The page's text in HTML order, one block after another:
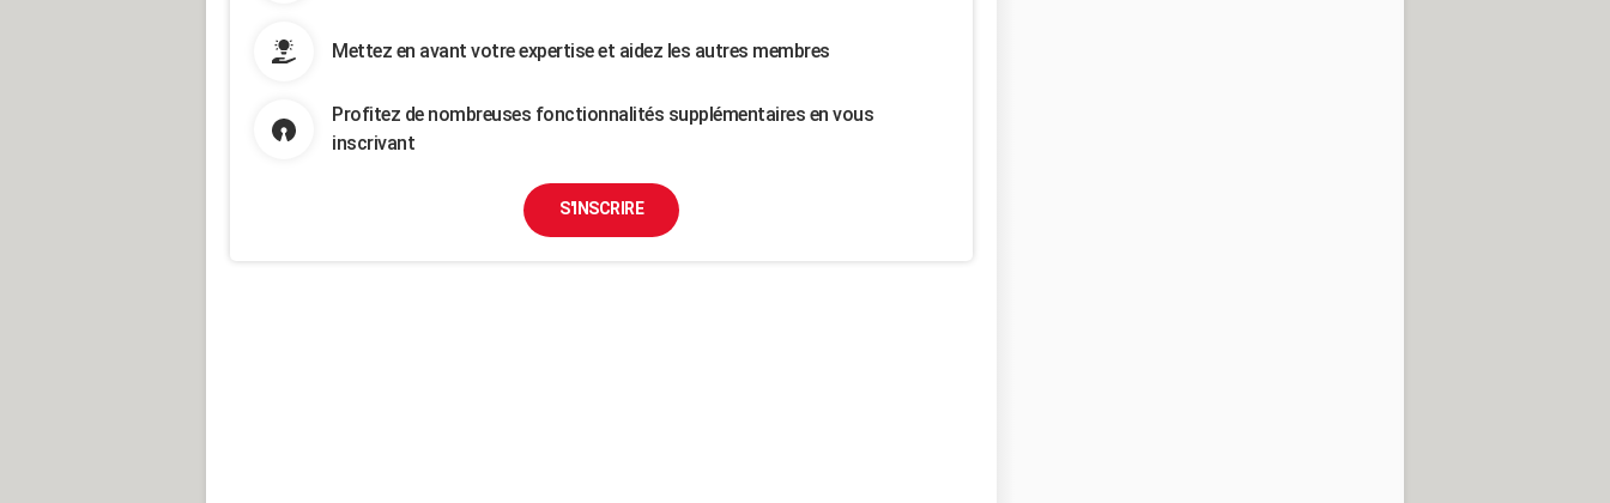
Mettez en avant votre expertise et aidez les autres membres
Profitez de nombreuses fonctionnalités supplémentaires en vous
inscrivant
S'INSCRIRE